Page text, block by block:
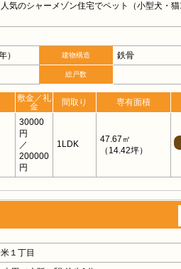
気のシャーメゾン住宅でペット（小型犬・猫
） 建物構造 鉄骨
総戸数
敷金／礼
金
間取り 専有面積
30000
円
／
200000
円
1LDK
47.67㎡
（14.42坪）
１丁目